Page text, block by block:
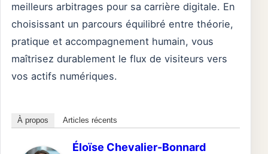
meilleurs arbitrages pour sa carrière digitale. En
choisissant un parcours équilibré entre théorie,
pratique et accompagnement humain, vous
maîtrisez durablement le flux de visiteurs vers
vos actifs numériques.
À propos Articles récents
Éloïse Chevalier-Bonnard